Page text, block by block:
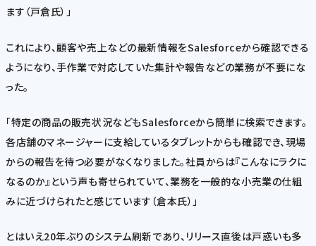
ます（戸倉氏）」
これにより、顧客や売上などの最新情報をSalesforceから確認できる
ようになり、手作業で対応していた集計や報告などの業務が不要にな
った。
「特定の商品の販売状況などもSalesforceから簡単に検索できます。
各店舗のマネージャーに支給しているタブレットからも確認でき、現場
からの報告を待つ必要がなくなりました。社員からは『こんなにラクに
なるのか』という声も寄せられていて、業務を一般的な小売業の仕組
みに近づけられたと感じています（倉本氏）」
とはいえ20年ぶりのシステム刷新であり、リリース直後は戸惑いも多